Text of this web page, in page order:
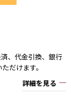
、代金引換、銀行
だけます。
詳細を見る